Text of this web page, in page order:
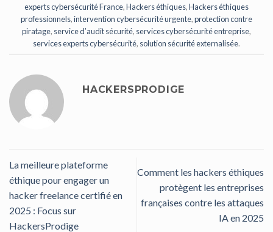
experts cybersécurité France,Hackers éthiques,Hackers éthiques
professionnels,intervention cybersécurité urgente,protection contre
piratage, service d’audit sécurité, services cybersécurité entreprise,
services experts cybersécurité, solution sécurité externalisée.
HACKERSPRODIGE
La meilleure plateforme
éthique pour engager un
hacker freelance certifié en
2025 : Focus sur
HackersProdige
Comment les hackers éthiques
protègent les entreprises
françaises contre les attaques
IA en 2025